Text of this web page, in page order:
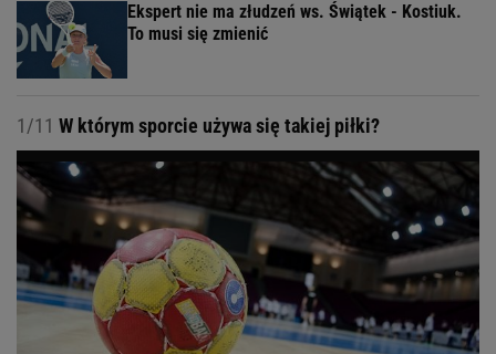
Ekspert nie ma złudzeń ws. Świątek - Kostiuk.
To musi się zmienić
1/11 W którym sporcie używa się takiej piłki?